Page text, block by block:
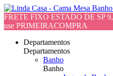
FRETE FIXO ESTADO DE SP
use PRIMEIRACOMPRA
Departamentos
Departamentos
Banho
Banho